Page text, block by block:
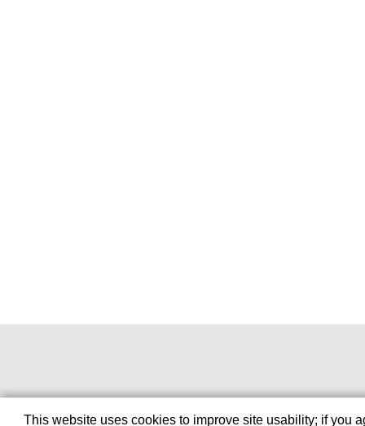
This website uses cookies to improve site usability; if you